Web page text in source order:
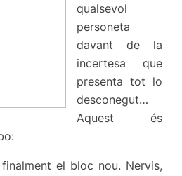
qualsevol
personeta
davant de la
incertesa que
presenta tot lo
desconegut…
Aquest és
el bloc nou. Nervis,